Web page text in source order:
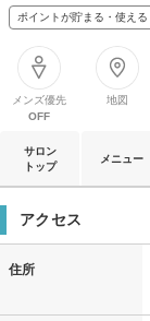
ポイントが貯まる・使える
メンズ優先
OFF
地図
サロン
トップ
メニュー
アクセス
住所